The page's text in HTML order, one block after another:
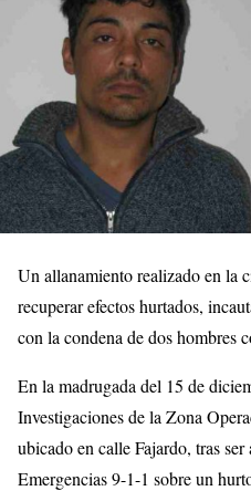
Un allanamiento realizado en la
recuperar efectos hurtados,
con la condena de dos hombres
En la madrugada del 15 de
Investigaciones de la Zona
ubicado en calle Fajardo, tras
Emergencias 9-1-1 sobre un